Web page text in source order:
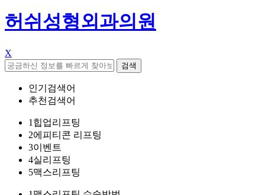
허쉬성형외과의원
X
검색
인기검색어
추천검색어
1 힙업리프팅
2에피티콘 리프팅
3이벤트
4실리프팅
5맥스리프팅